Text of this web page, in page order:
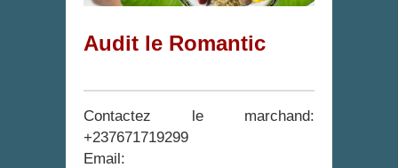
Audit le Romantic
Contactez le marchand:
+237671719299
Email: